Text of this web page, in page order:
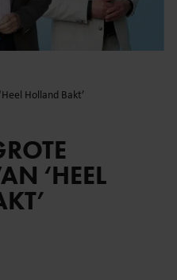
Holland Bakt’
‘HEEL